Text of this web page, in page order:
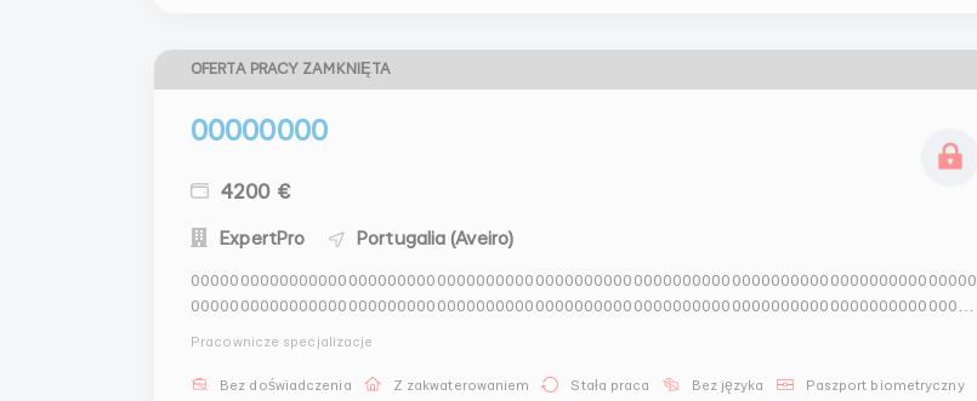
OFERTA PRACY ZAMKNIĘTA
00000000
4200 €
ExpertPro Portugalia (Aveiro)
00000000000000000000000000000000000000000000000000000000000000000000000000000000
00000000000000000000000000000000000000000000000000000000000000000000000000000000
Pracownicze specjalizacje
Bez doświadczenia Z zakwaterowaniem Stała praca Bez języka Paszport biometryczny